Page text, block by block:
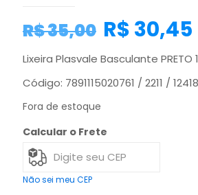
R$35,00 R$30,45
Lixeira Plasvale Basculante PRETO
Código: 7891115020761 / 2211 /
Fora de estoque
Calcular o Frete
Não sei meu CEP